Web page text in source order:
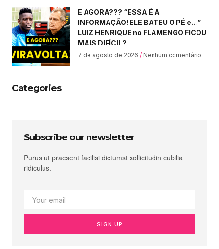
E AGORA??? “ESSA É A
INFORMAÇÃO! ELE BATEU O PÉ e…”
LUIZ HENRIQUE no FLAMENGO FICOU
MAIS DIFÍCIL?
7 de agosto de 2026 Nenhum comentário
Categories
Subscribe our newsletter
Purus ut praesent facilisi dictumst sollicitudin cubilia
ridiculus.
SIGN UP